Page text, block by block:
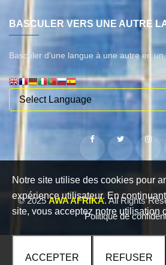
Notre site utilise des cookies pour
expérience utilisateur. En
site, vous acceptez notre utilisation
ACCEPTER REFUSER
BASCULER VERS UNE AUTRE
Basculer d'une langue à une autre en un
© 2025AWA AFRIKA. All Rights
Politique de